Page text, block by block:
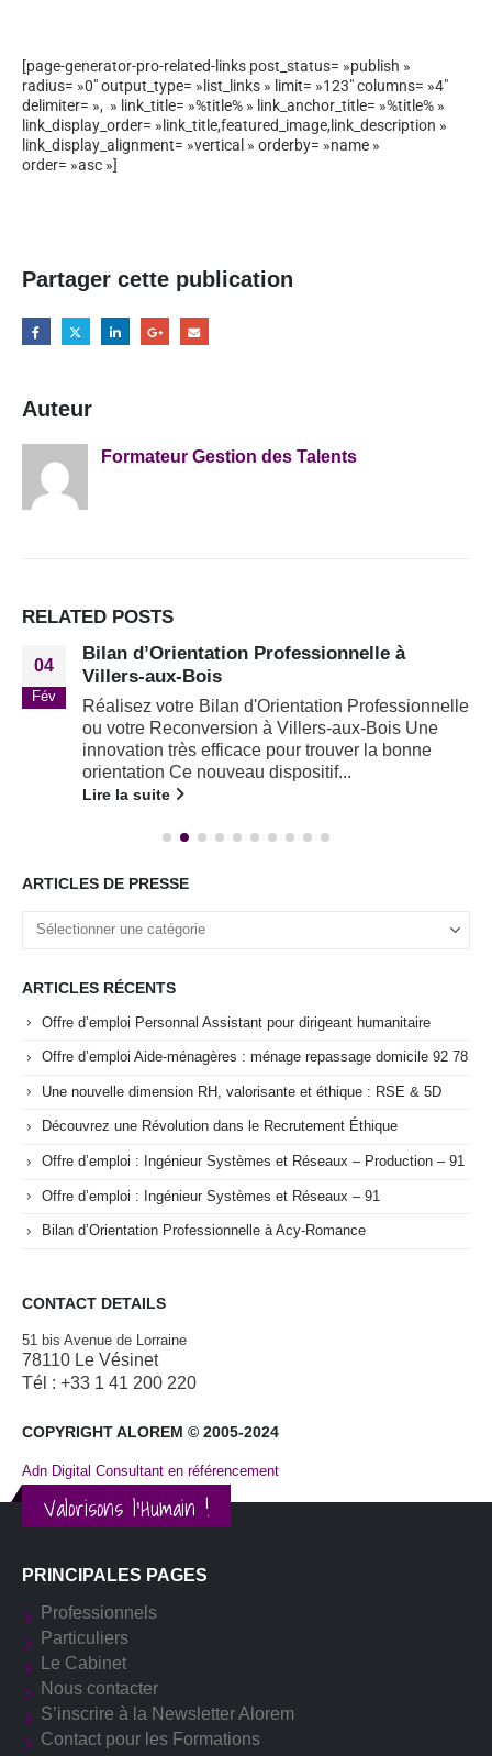
[page-generator-pro-related-links post_status= »publish »
radius= »0″ output_type= »list_links » limit= »123″ columns= »4″
delimiter= », » link_title= »%title% » link_anchor_title= »%title% »
link_display_order= »link_title,featured_image,link_description »
link_display_alignment= »vertical » orderby= »name »
order= »asc »]
Partager cette publication
Auteur
Formateur Gestion des Talents
RELATED POSTS
04
Fév
Bilan d’Orientation Professionnelle à
Villers-aux-Bois
Réalisez votre Bilan d'Orientation Professionnelle
ou votre Reconversion à Villers-aux-Bois Une
innovation très efficace pour trouver la bonne
orientation Ce nouveau dispositif...
Lire la suite
ARTICLES DE PRESSE
ARTICLES RÉCENTS
Offre d’emploi Personnal Assistant pour dirigeant humanitaire
Offre d’emploi Aide-ménagères : ménage repassage domicile 92 78
Une nouvelle dimension RH, valorisante et éthique : RSE & 5D
Découvrez une Révolution dans le Recrutement Éthique
Offre d’emploi : Ingénieur Systèmes et Réseaux – Production – 91
Offre d’emploi : Ingénieur Systèmes et Réseaux – 91
Bilan d’Orientation Professionnelle à Acy-Romance
CONTACT DETAILS
51 bis Avenue de Lorraine
78110 Le Vésinet
Tél : +33 1 41 200 220
COPYRIGHT ALOREM © 2005-2024
Adn Digital Consultant en référencement
Valorisons l'Humain !
PRINCIPALES PAGES
Professionnels
Particuliers
Le Cabinet
Nous contacter
S’inscrire à la Newsletter Alorem
Contact pour les Formations